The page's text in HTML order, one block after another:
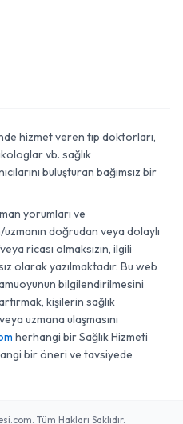
hizmet veren tıp doktorları,
vb. sağlık
buluşturan bağımsız bir
yorumları ve
doğrudan veya dolaylı
ricası olmaksızın, ilgili
olarak yazılmaktadır. Bu web
bilgilendirilmesini
kişilerin sağlık
uzmana ulaşmasını
herhangi bir Sağlık Hizmeti
bir öneri ve tavsiyede
Tüm Hakları Saklıdır.